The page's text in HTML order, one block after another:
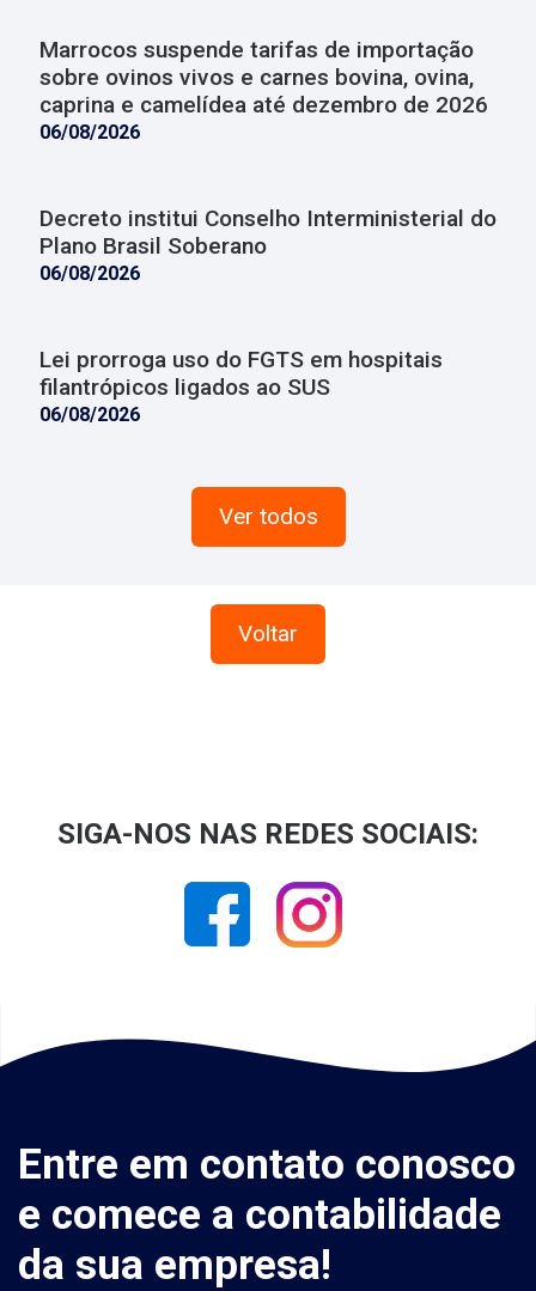
Marrocos suspende tarifas de importação
sobre ovinos vivos e carnes bovina, ovina,
caprina e camelídea até dezembro de 2026
06/08/2026
Decreto institui Conselho Interministerial do
Plano Brasil Soberano
06/08/2026
Lei prorroga uso do FGTS em hospitais
filantrópicos ligados ao SUS
06/08/2026
Ver todos
Voltar
SIGA-NOS NAS REDES SOCIAIS:
Entre em contato conosco
e comece a contabilidade
da sua empresa!